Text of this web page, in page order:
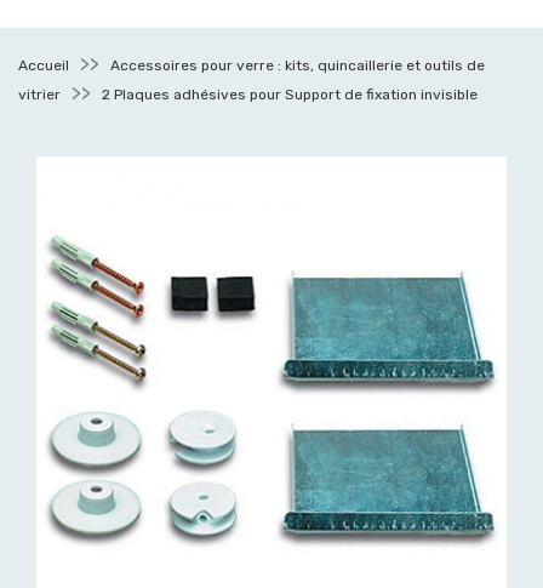
Accueil
Accessoires pour verre : kits, quincaillerie et outils de
vitrier
2 Plaques adhésives pour Support de fixation invisible